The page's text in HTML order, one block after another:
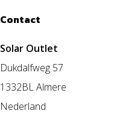
Contact
Solar Outlet
Dukdalfweg 57
1332BL Almere
Nederland